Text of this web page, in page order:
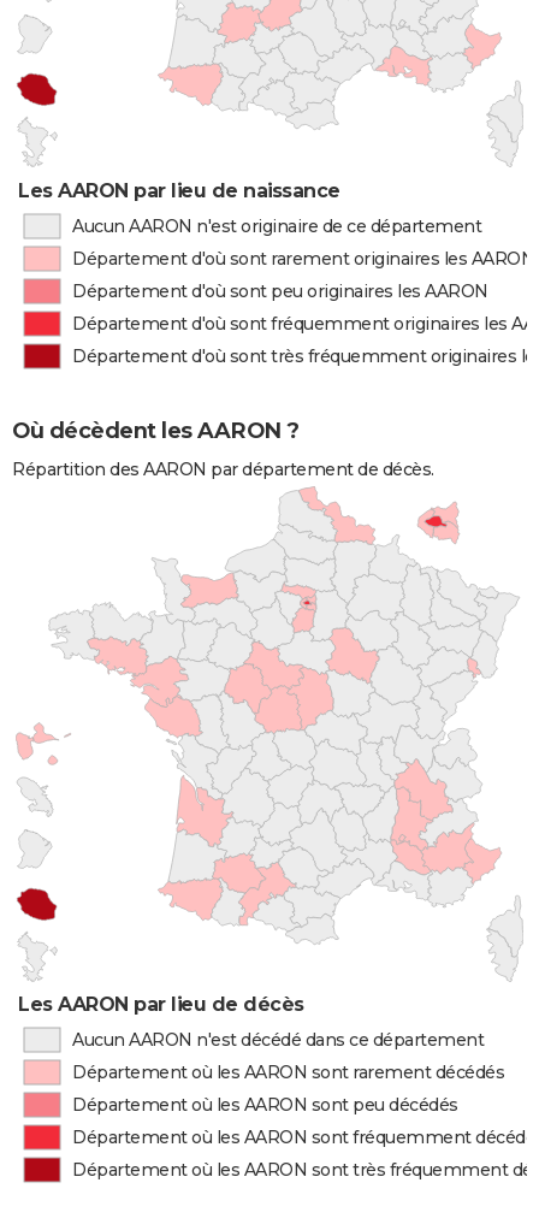
Les AARON par lieu de naissance
Aucun AARON n'est originaire de ce département
Département d'où sont rarement originaires les AARON
Département d'où sont peu originaires les AARON
Département d'où sont fréquemment originaires les
Département d'où sont très fréquemment originaires
Où décèdent les AARON ?
Répartition des AARON par département de décès.
Les AARON par lieu de décès
Aucun AARON n'est décédé dans ce département
Département où les AARON sont rarement décédés
Département où les AARON sont peu décédés
Département où les AARON sont fréquemment
Département où les AARON sont très fréquemment